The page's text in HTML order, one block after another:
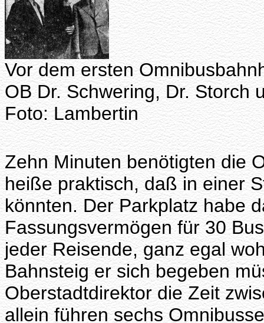
Vor dem ersten
OB Dr. Schwering, Dr. Storch
Foto: Lambertin
Zehn Minuten benötigten die
heiße praktisch, daß in einer
könnten. Der Parkplatz habe
Fassungsvermögen für 30
jeder Reisende, ganz egal
Bahnsteig er sich begeben
Oberstadtdirektor die Zeit
allein führen sechs